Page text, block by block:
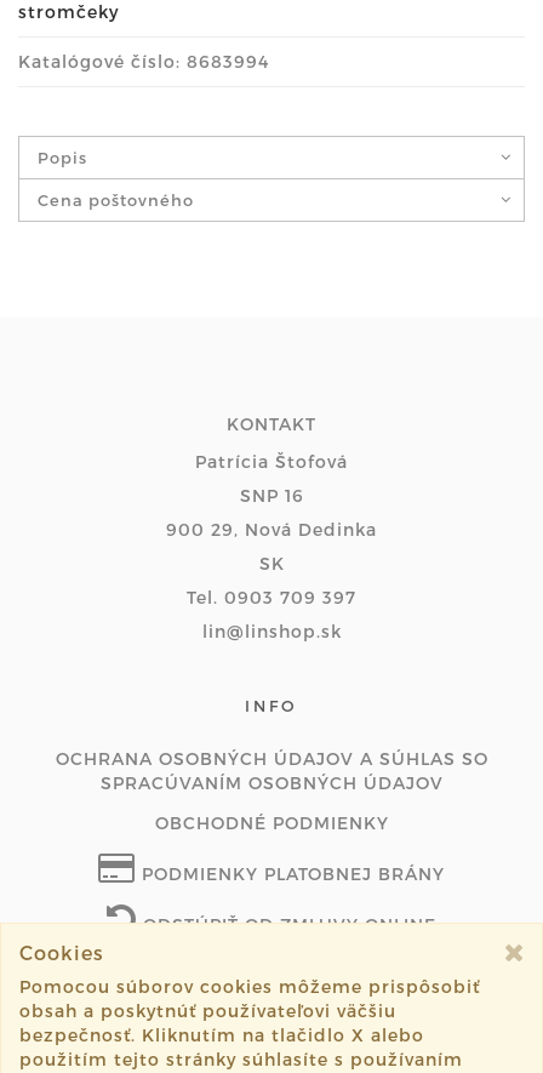
stromčeky
Katalógové číslo: 8683994
Popis
Cena poštovného
KONTAKT
Patrícia Štofová
SNP 16
900 29, Nová Dedinka
SK
Tel. 0903 709 397
lin@linshop.sk
INFO
OCHRANA OSOBNÝCH ÚDAJOV A SÚHLAS SO
SPRACÚVANÍM OSOBNÝCH ÚDAJOV
OBCHODNÉ PODMIENKY
PODMIENKY PLATOBNEJ BRÁNY
ODSTÚPIŤ OD ZMLUVY ONLINE
©2026 linshop.sk všetky práva vyhradené.
Vytvorené systémomsashe.sk
Cookies
Pomocou súborov cookies môžeme prispôsobiť
obsah a poskytnúť používateľovi väčšiu
bezpečnosť. Kliknutím na tlačidlo X alebo
použitím tejto stránky súhlasíte s používaním